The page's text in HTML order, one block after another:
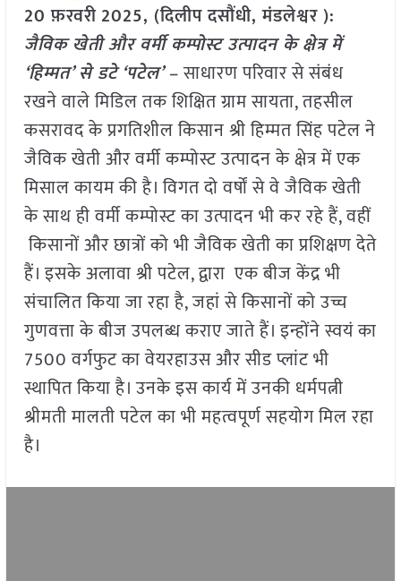
20 फ़रवरी2025, (दिलीप दसौंधी, मंडलेश्वर ):
जैविक खेती और वर्मी कम्पोस्ट उत्पादन के क्षेत्र में
‘हिम्मत’ से डटे ‘पटेल’ –साधारण परिवार से संबंध
रखने वाले मिडिल तक शिक्षित ग्राम सायता, तहसील
कसरावद के प्रगतिशील किसान श्री हिम्मत सिंह पटेल ने
जैविक खेती और वर्मी कम्पोस्ट उत्पादन के क्षेत्र में एक
मिसाल कायम की है। विगत दो वर्षों से वे जैविक खेती
के साथ ही वर्मी कम्पोस्ट का उत्पादन भी कर रहे हैं, वहीं
किसानों और छात्रों को भी जैविक खेती का प्रशिक्षण देते
हैं। इसके अलावा श्री पटेल, द्वारा एक बीज केंद्र भी
संचालित किया जा रहा है, जहां से किसानों को उच्च
गुणवत्ता के बीज उपलब्ध कराए जाते हैं। इन्होंने स्वयं का
7500 वर्गफुट का वेयरहाउस और सीड प्लांट भी
स्थापित किया है। उनके इस कार्य में उनकी धर्मपत्नी
श्रीमती मालती पटेल का भी महत्वपूर्ण सहयोग मिल रहा
है।